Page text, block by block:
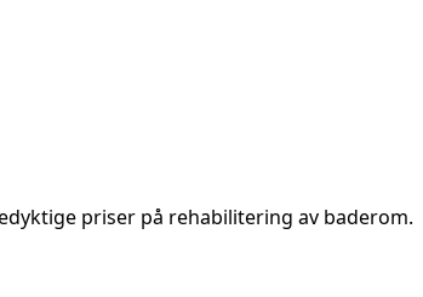
priser på rehabilitering av baderom.